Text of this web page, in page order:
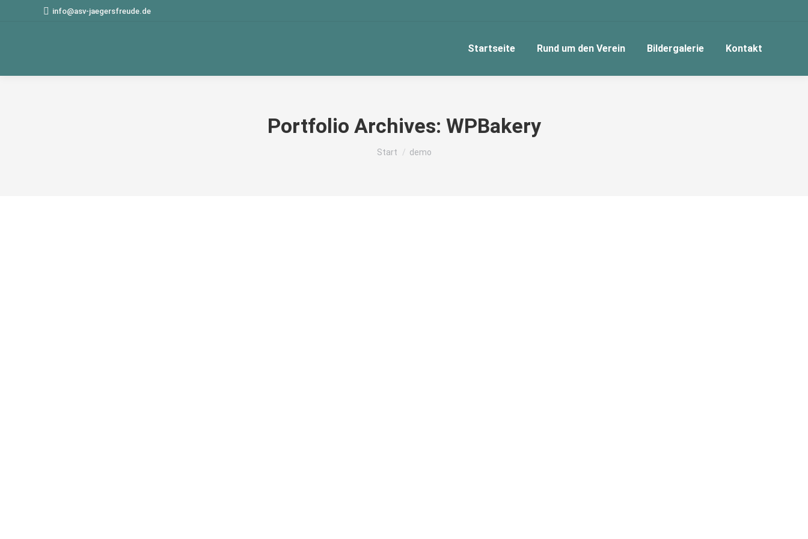
info@asv-jaegersfreude.de
Startseite Rund um den Verein Bildergalerie Kontakt
Portfolio Archives: WPBakery
Sie befinden sich hier:
Start demo